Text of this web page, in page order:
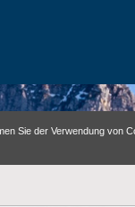
Sie der Verwendung von